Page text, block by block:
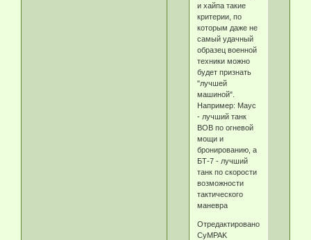
и хайпа такие
критерии, по
которым даже не
самый удачный
образец военной
техники можно
будет признать
"лучшей
машиной".
Например: Маус
- лучший танк
ВОВ по огневой
мощи и
бронированию, а
БТ-7 - лучший
танк по скорости
возможности
тактического
маневра
Отредактировано
CyMPAK